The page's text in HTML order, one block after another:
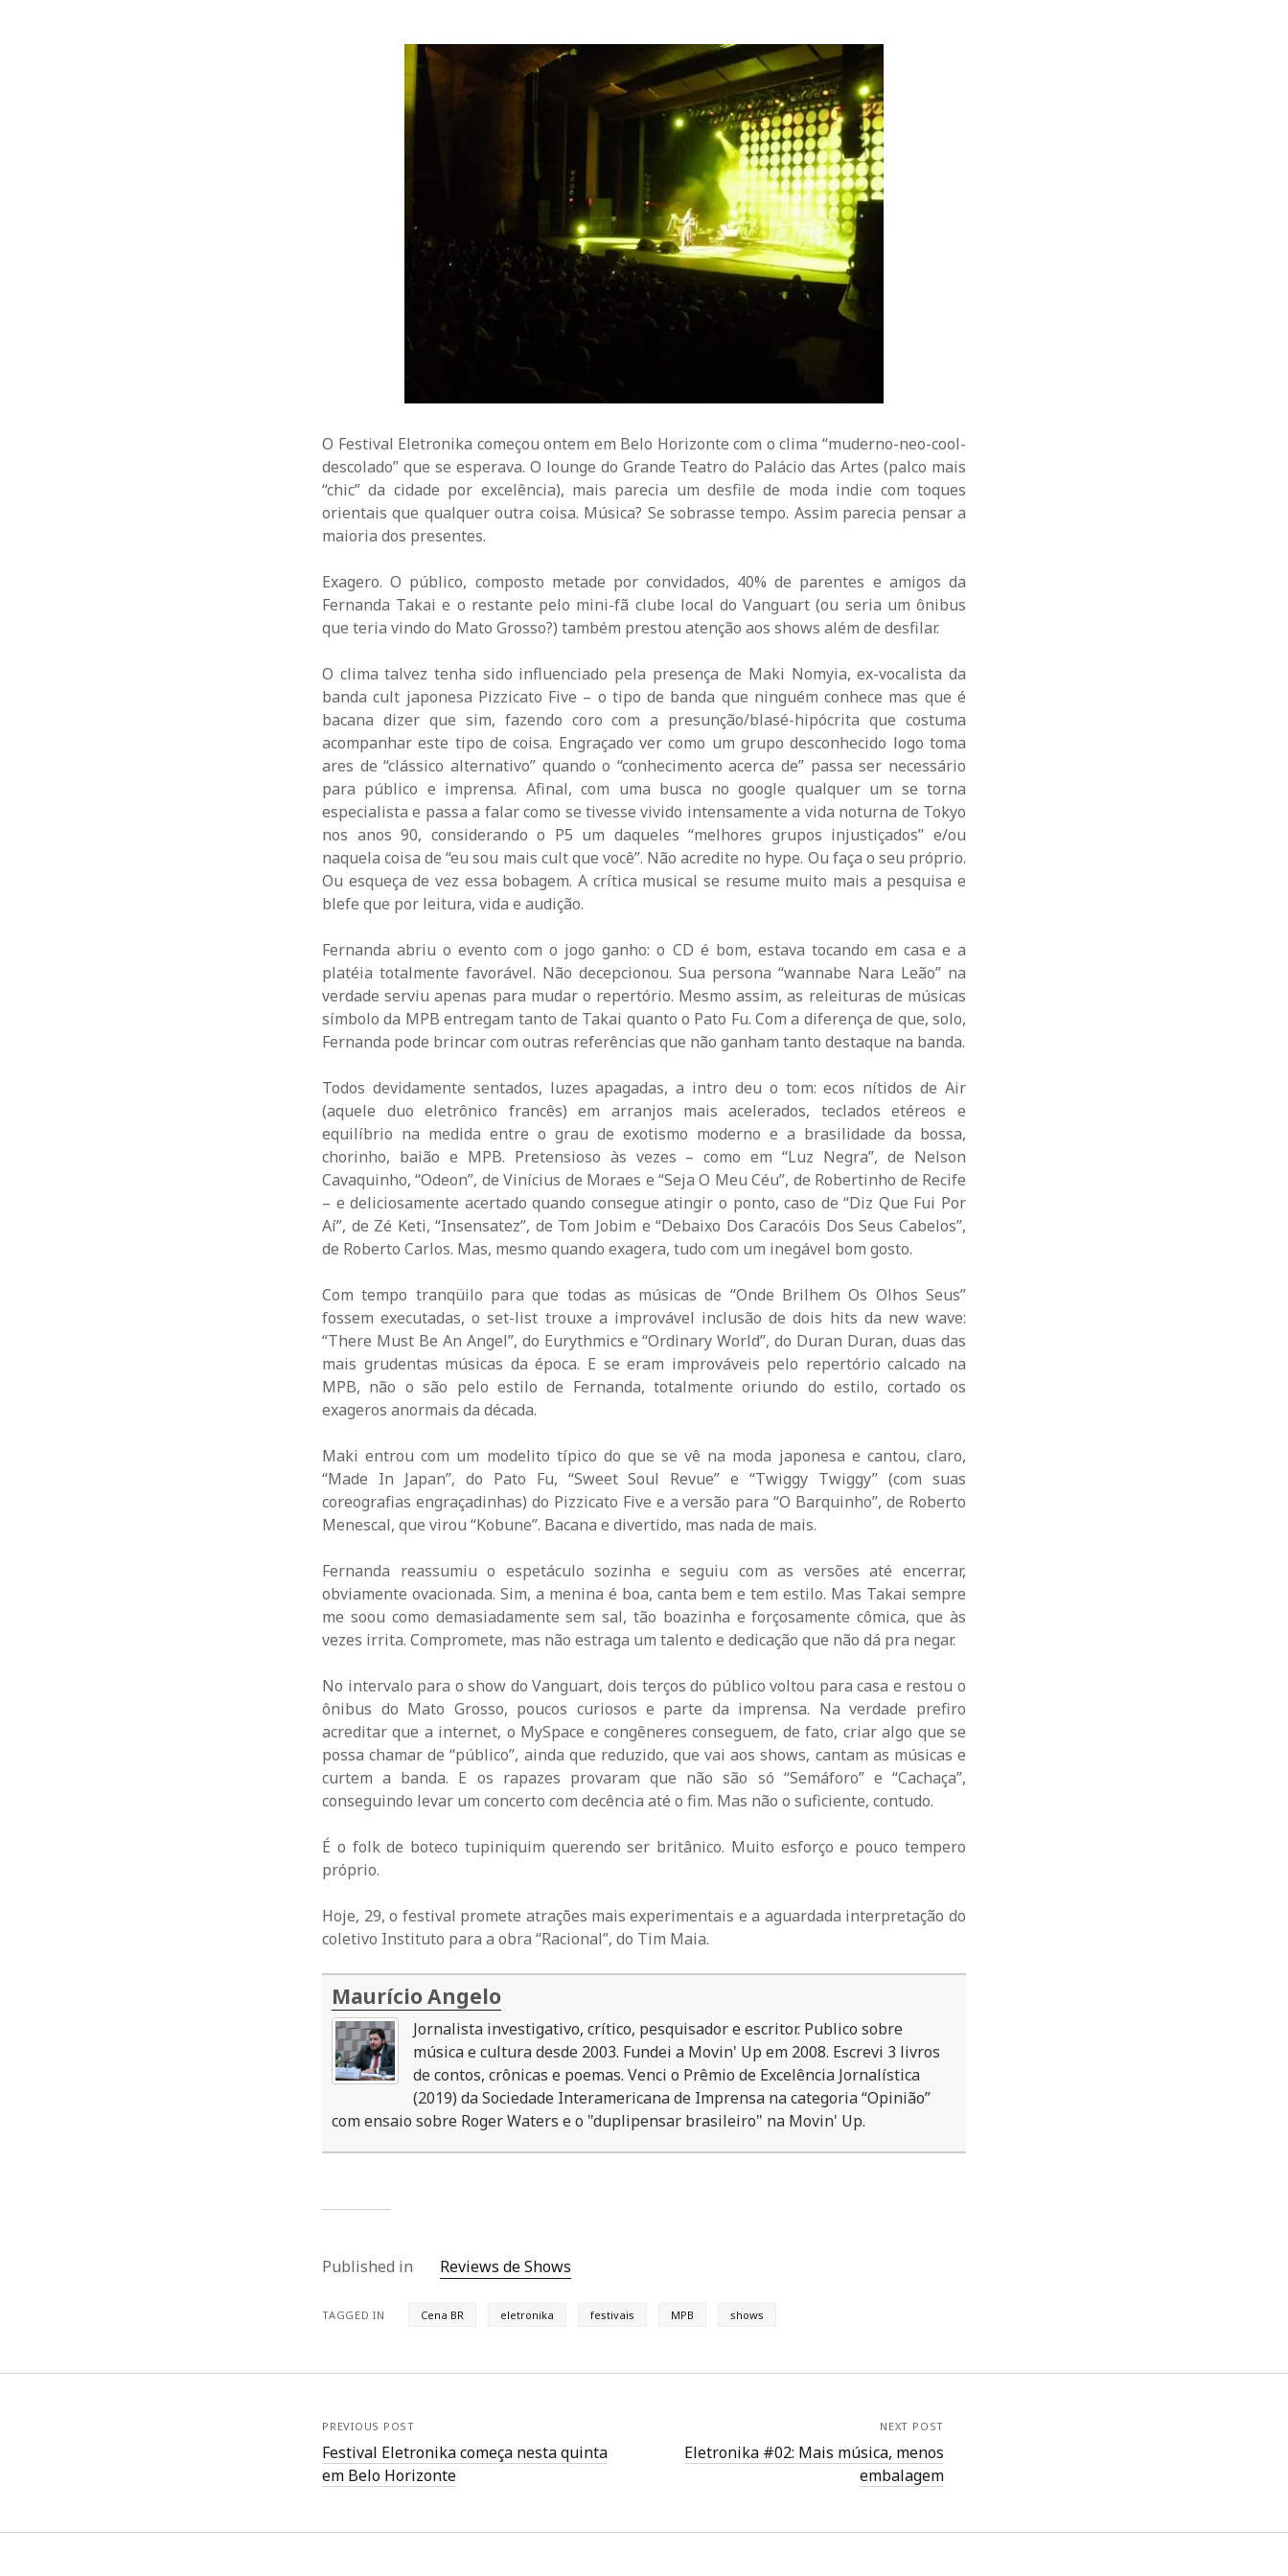
constrangimento, a mediocridade e
O Festival Eletronika começou ontem em Belo Horizonte com o clima “muderno-neo-cool-
descolado” que se esperava. O lounge do Grande Teatro do Palácio das Artes (palco mais
“chic” da cidade por excelência), mais parecia um desfile de moda indie com toques
orientais que qualquer outra coisa. Música? Se sobrasse tempo. Assim parecia pensar a
maioria dos presentes.
Exagero. O público, composto metade por convidados, 40% de parentes e amigos da
Fernanda Takai e o restante pelo mini-fã clube local do Vanguart (ou seria um ônibus
que teria vindo do Mato Grosso?) também prestou atenção aos shows além de desfilar.
O clima talvez tenha sido influenciado pela presença de Maki Nomyia, ex-vocalista da
banda cult japonesa Pizzicato Five – o tipo de banda que ninguém conhece mas que é
bacana dizer que sim, fazendo coro com a presunção/blasé-hipócrita que costuma
acompanhar este tipo de coisa. Engraçado ver como um grupo desconhecido logo toma
ares de “clássico alternativo” quando o “conhecimento acerca de” passa ser necessário
para público e imprensa. Afinal, com uma busca no google qualquer um se torna
especialista e passa a falar como se tivesse vivido intensamente a vida noturna de Tokyo
nos anos 90, considerando o P5 um daqueles “melhores grupos injustiçados” e/ou
naquela coisa de “eu sou mais cult que você”. Não acredite no hype. Ou faça o seu próprio.
Ou esqueça de vez essa bobagem. A crítica musical se resume muito mais a pesquisa e
blefe que por leitura, vida e audição.
Fernanda abriu o evento com o jogo ganho: o CD é bom, estava tocando em casa e a
platéia totalmente favorável. Não decepcionou. Sua persona “wannabe Nara Leão” na
verdade serviu apenas para mudar o repertório. Mesmo assim, as releituras de músicas
símbolo da MPB entregam tanto de Takai quanto o Pato Fu. Com a diferença de que, solo,
Fernanda pode brincar com outras referências que não ganham tanto destaque na banda.
Todos devidamente sentados, luzes apagadas, a intro deu o tom: ecos nítidos de Air
(aquele duo eletrônico francês) em arranjos mais acelerados, teclados etéreos e
equilíbrio na medida entre o grau de exotismo moderno e a brasilidade da bossa,
chorinho, baião e MPB. Pretensioso às vezes – como em “Luz Negra”, de Nelson
Cavaquinho, “Odeon”, de Vinícius de Moraes e “Seja O Meu Céu”, de Robertinho de Recife
– e deliciosamente acertado quando consegue atingir o ponto, caso de “Diz Que Fui Por
Aí”, de Zé Keti, “Insensatez”, de Tom Jobim e “Debaixo Dos Caracóis Dos Seus Cabelos”,
de Roberto Carlos. Mas, mesmo quando exagera, tudo com um inegável bom gosto.
Com tempo tranqüilo para que todas as músicas de “Onde Brilhem Os Olhos Seus”
fossem executadas, o set-list trouxe a improvável inclusão de dois hits da new wave:
“There Must Be An Angel”, do Eurythmics e “Ordinary World”, do Duran Duran, duas das
mais grudentas músicas da época. E se eram improváveis pelo repertório calcado na
MPB, não o são pelo estilo de Fernanda, totalmente oriundo do estilo, cortado os
exageros anormais da década.
Maki entrou com um modelito típico do que se vê na moda japonesa e cantou, claro,
“Made In Japan”, do Pato Fu, “Sweet Soul Revue” e “Twiggy Twiggy” (com suas
coreografias engraçadinhas) do Pizzicato Five e a versão para “O Barquinho”, de Roberto
Menescal, que virou “Kobune”. Bacana e divertido, mas nada de mais.
Fernanda reassumiu o espetáculo sozinha e seguiu com as versões até encerrar,
obviamente ovacionada. Sim, a menina é boa, canta bem e tem estilo. Mas Takai sempre
me soou como demasiadamente sem sal, tão boazinha e forçosamente cômica, que às
vezes irrita. Compromete, mas não estraga um talento e dedicação que não dá pra negar.
No intervalo para o show do Vanguart, dois terços do público voltou para casa e restou o
ônibus do Mato Grosso, poucos curiosos e parte da imprensa. Na verdade prefiro
acreditar que a internet, o MySpace e congêneres conseguem, de fato, criar algo que se
possa chamar de “público”, ainda que reduzido, que vai aos shows, cantam as músicas e
curtem a banda. E os rapazes provaram que não são só “Semáforo” e “Cachaça”,
conseguindo levar um concerto com decência até o fim. Mas não o suficiente, contudo.
É o folk de boteco tupiniquim querendo ser britânico. Muito esforço e pouco tempero
próprio.
Hoje, 29, o festival promete atrações mais experimentais e a aguardada interpretação do
coletivo Instituto para a obra “Racional”, do Tim Maia.
Maurício Angelo
Jornalista investigativo, crítico, pesquisador e escritor. Publico sobre
música e cultura desde 2003. Fundei a Movin' Up em 2008. Escrevi 3 livros
de contos, crônicas e poemas. Venci o Prêmio de Excelência Jornalística
(2019) da Sociedade Interamericana de Imprensa na categoria “Opinião”
com ensaio sobre Roger Waters e o "duplipensar brasileiro" na Movin' Up.
Published in Reviews de Shows
TAGGED IN Cena BR eletronika festivais MPB shows
PREVIOUS POST
Festival Eletronika começa nesta quinta
em Belo Horizonte
NEXT POST
Eletronika #02: Mais música, menos
embalagem